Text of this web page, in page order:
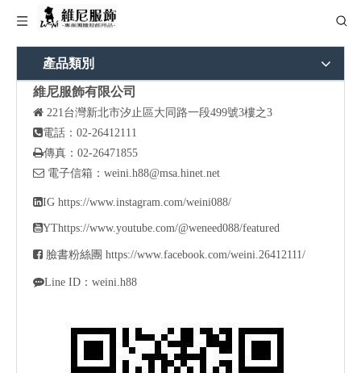
產品類別
維尼服飾有限公司
 221台灣新北市汐止區大同路一段499號3樓之3
電話：02-26412111
傳真：02-26471855
 電子信箱： weini.h88@msa.hinet.net
IG https://www.instagram.com/weini088/
YThttps://www.youtube.com/@weneed088/featured
 臉書粉絲團 https://www.facebook.com/weini.26412111/
Line ID：weini.h88